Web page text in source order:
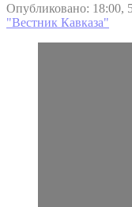
Опубликовано: 18:00,
"Вестник Кавказа"